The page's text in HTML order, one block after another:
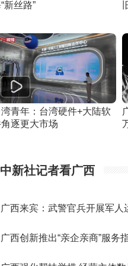
新丝路”
青年：台湾硬件+大陆软
逐更大市场
中新社记者看广西
广西来宾：武警官兵开展军人
广西创新推出“亲企亲商”服务